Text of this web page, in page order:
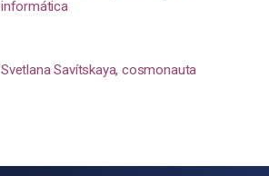
informática
Svetlana Savítskaya, cosmonauta